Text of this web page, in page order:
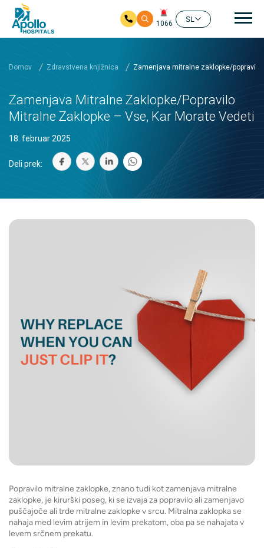
1066
SL
Domov Zdravstvena knjižnica Zamenjava mitralne zaklopke/
Zamenjava Mitralne Zaklopke/popravilo
Mitralne Zaklopke – Vse, Kar Morate Vedeti
18. februar 2025
Deli prek:
Popravilo mitralne zaklopke, znano tudi kot zamenjava mitralne
zaklopke, je kirurški poseg, ki se izvaja za popravilo ali zamenjavo
puščajoče ali trde mitralne zaklopke v srcu. Mitralna zaklopka se
nahaja med levim atrijem in levim prekatom, oba pa se nahajata v
levem srčnem prekatu.